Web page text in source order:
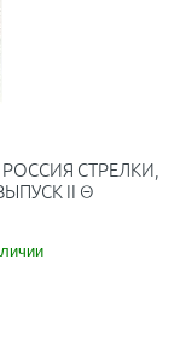
СТРЕЛКИ,
II Θ